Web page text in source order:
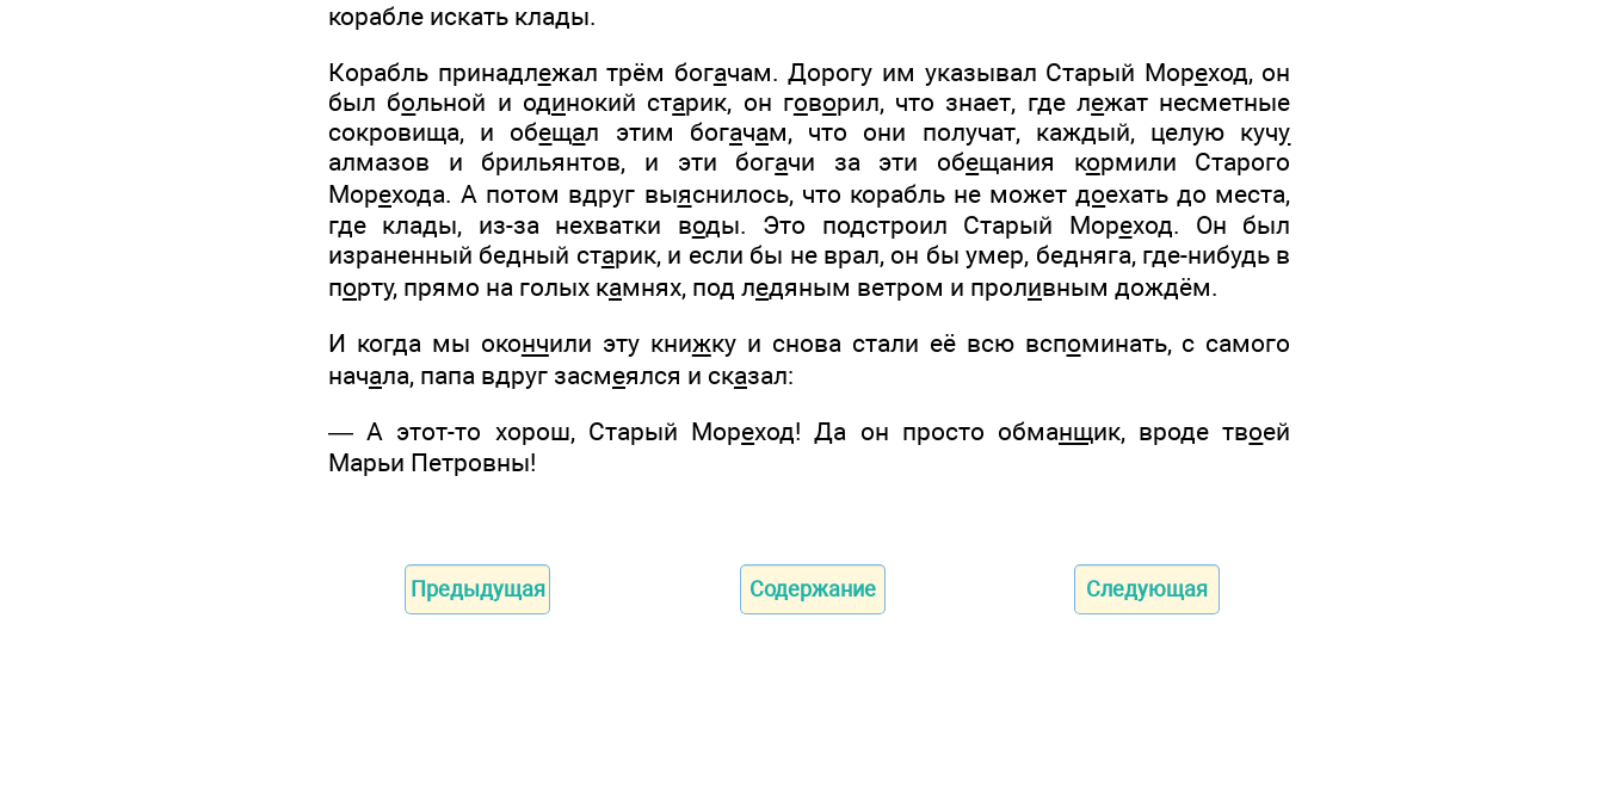
корабле искать клады.
Корабль принадлежал трём богачам. Дорогу им указывал Старый Мореход, он
был больной и одинокий старик, он говорил, что знает, где лежат несметные
сокровища, и обещал этим богачам, что они получат, каждый, целую кучу
алмазов и брильянтов, и эти богачи за эти обещания кормили Старого
Морехода. А потом вдруг выяснилось, что корабль не можетдоехать до места,
где клады, из-за нехватки воды. Это подстроил Старый Мореход. Он был
израненный бедный старик, и если бы не врал, он бы умер, бедняга, где-нибудь в
порту, прямо на голых камнях, под ледяным ветром и проливным дождём.
И когда мы окончили эту книжку и снова стали её всю вспоминать, с самого
начала, папа вдруг засмеялся и сказал:
— А этот-то хорош, Старый Мореход! Да он просто обманщик, вроде твоей
Марьи Петровны!
Предыдущая Содержание Следующая